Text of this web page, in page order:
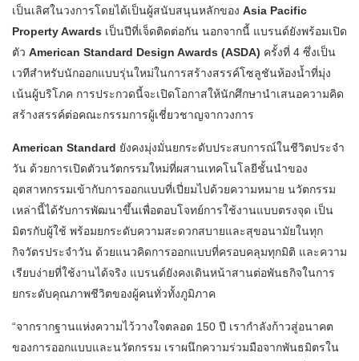
เป็นเลิศในวงการโดยได้เป็นผู้สนับสนุนหลักของ Asia Pacific
Property Awards เป็นปีที่เจ็ดติดต่อกัน นอกจากนี้ แบรนด์ยังพร้อมเปิด
ตัว American Standard Design Awards (ASDA) ครั้งที่ 4 ซึ่งเป็น
เวทีสำหรับนักออกแบบรุ่นใหม่ในการสร้างสรรค์โซลูชันห้องน้ำที่มุ่ง
เน้นผู้บริโภค การประกวดนี้จะเปิดโอกาสให้นักศึกษานำเสนอความคิด
สร้างสรรค์ต่อคณะกรรมการผู้เชี่ยวชาญจากวงการ
American Standard ยังคงมุ่งมั่นยกระดับประสบการณ์ในชีวิตประจำ
วัน ด้วยการเปิดตัวนวัตกรรมใหม่ที่ผสานเทคโนโลยีชั้นนำของ
อุตสาหกรรมเข้ากับการออกแบบที่เปี่ยมไปด้วยความหมาย นวัตกรรม
เหล่านี้ได้รับการพัฒนาขึ้นเพื่อตอบโจทย์การใช้งานแบบตรงจุด เป็น
มิตรกับผู้ใช้ พร้อมยกระดับความสะดวกสบายและสุขอนามัยในทุก
กิจวัตรประจำวัน ด้วยแนวคิดการออกแบบที่ครอบคลุมทุกมิติ และความ
เรียบง่ายที่ใช้งานได้จริง แบรนด์ยังคงเดินหน้าสานต่อพันธกิจในการ
ยกระดับคุณภาพชีวิตของผู้คนทั่วทั้งภูมิภาค
“จากรากฐานแห่งความไว้วางใจตลอด 150 ปี เรากำลังก้าวสู่อนาคต
ของการออกแบบและนวัตกรรม เราผนึกความร่วมมือจากพันธมิตรใน